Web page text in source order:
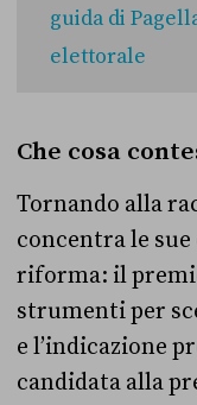
guida di
elettorale
Che cosa
Tornando alla
concentra le
riforma: il
strumenti per
e l’indicazione
candidata alla